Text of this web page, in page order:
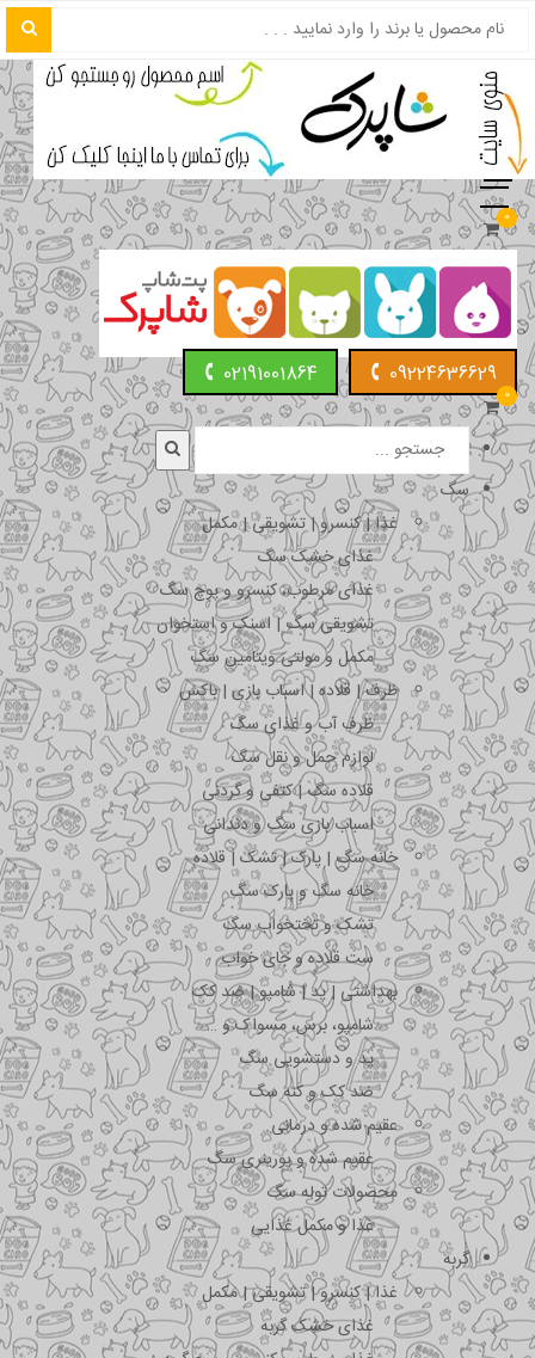
0
09224636629
02191001864
0
سگ
غذا | کنسرو | تشویقی | مکمل
غذای خشک سگ
غذای مرطوب، کنسرو و پوچ سگ
تشویقی سگ | اسنک و استخوان
مکمل و مولتی ویتامین سگ
ظرف | قلاده | اسباب بازی | باکس
ظرف آب و غذای سگ
لوازم حمل و نقل سگ
قلاده سگ | کتفی و گردنی
اسباب بازی سگ و دندانی
خانه سگ | پارک | تشک | قلاده
خانه سگ و پارک سگ
تشک و تختخواب سگ
ست قلاده و جای خواب
بهداشتی | پد | شامپو | ضد کک
شامپو، برس، مسواک و …
پد و دستشویی سگ
ضد کک و کنه سگ
عقیم شده و درمانی
عقیم شده و یورینری سگ
محصولات توله سگ
غذا و مکمل غذایی
گربه
غذا | کنسرو | تشویقی | مکمل
غذای خشک گربه